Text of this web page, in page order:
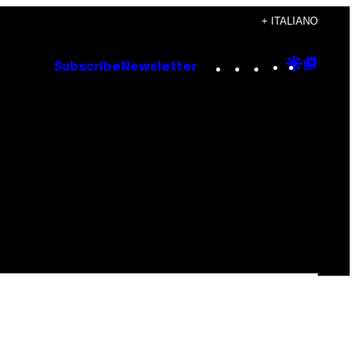
+ ITALIANO
Subscribe Newsletter Instagram
TikTok
YouTube
Google